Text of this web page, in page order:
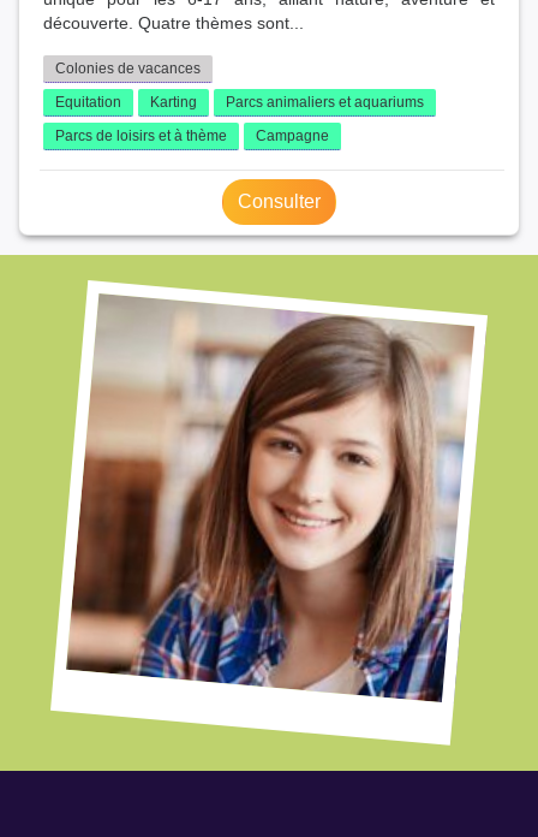
découverte. Quatre thèmes sont...
Colonies de vacances
Equitation
Karting
Parcs animaliers et aquariums
Parcs de loisirs et à thème
Campagne
Consulter